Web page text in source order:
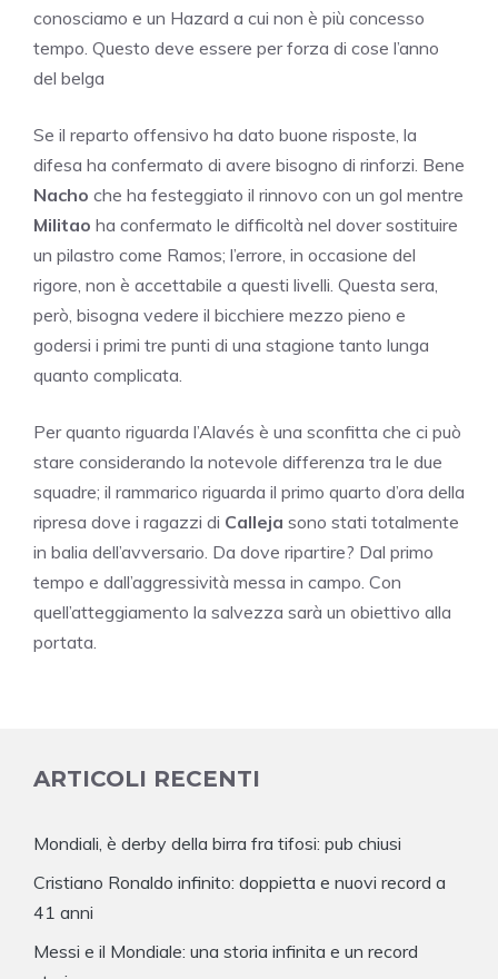
conosciamo e un Hazard a cui non è più concesso
tempo. Questo deve essere per forza di cose l’anno
del belga
Se il reparto offensivo ha dato buone risposte, la
difesa ha confermato di avere bisogno di rinforzi. Bene
Nacho che ha festeggiato il rinnovo con un gol mentre
Militao ha confermato le difficoltà nel dover sostituire
un pilastro come Ramos; l’errore, in occasione del
rigore, non è accettabile a questi livelli. Questa sera,
però, bisogna vedere il bicchiere mezzo pieno e
godersi i primi tre punti di una stagione tanto lunga
quanto complicata.
Per quanto riguarda l’Alavés è una sconfitta che ci può
stare considerando la notevole differenza tra le due
squadre; il rammarico riguarda il primo quarto d’ora della
ripresa dove i ragazzi di Calleja sono stati totalmente
in balia dell’avversario. Da dove ripartire? Dal primo
tempo e dall’aggressività messa in campo. Con
quell’atteggiamento la salvezza sarà un obiettivo alla
portata.
ARTICOLI RECENTI
Mondiali, è derby della birra fra tifosi: pub chiusi
Cristiano Ronaldo infinito: doppietta e nuovi record a
41 anni
Messi e il Mondiale: una storia infinita e un record